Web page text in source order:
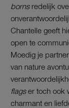
bornsredelijk
Chantelle geeft
open te
Moedig je
van nature
flagser toch ook
charmant en